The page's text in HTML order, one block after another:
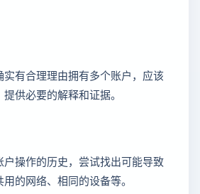
实有合理理由拥有多个账户，应该
供必要的解释和证据。
户操作的历史，尝试找出可能导致
的网络、相同的设备等。